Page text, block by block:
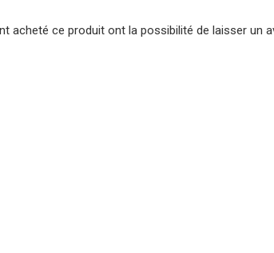
acheté ce produit ont la possibilité de laisser un